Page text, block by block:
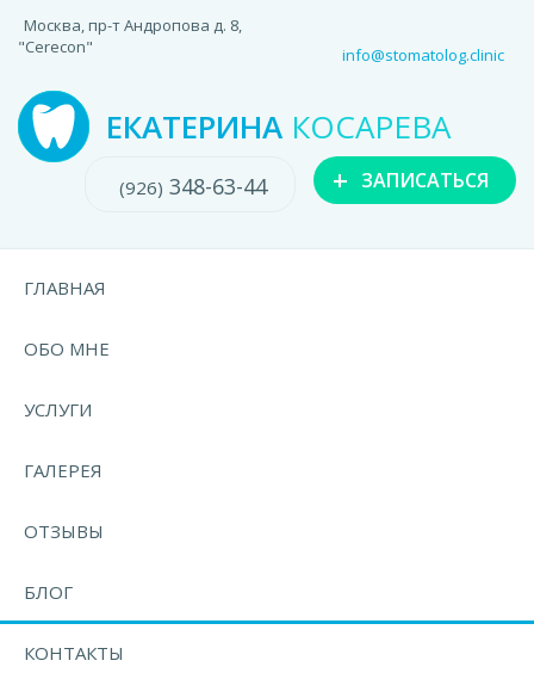
Москва, пр-т Андропова д. 8,
"Cerecon"
info@stomatolog.clinic
ЕКАТЕРИНА КОСАРЕВА
+ ЗАПИСАТЬСЯ
(926) 348-63-44
ГЛАВНАЯ
ОБО МНЕ
УСЛУГИ
ГАЛЕРЕЯ
ОТЗЫВЫ
БЛОГ
КОНТАКТЫ